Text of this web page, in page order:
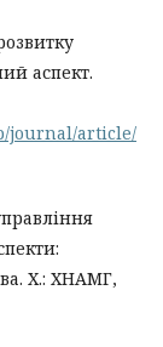
аспект.
journal/article/
Х.: ХНАМГ,